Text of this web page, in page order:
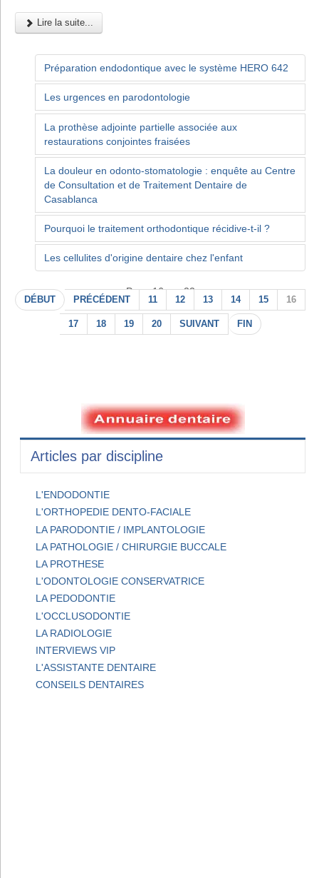
Lire la suite...
Préparation endodontique avec le système HERO 642
Les urgences en parodontologie
La prothèse adjointe partielle associée aux
restaurations conjointes fraisées
La douleur en odonto-stomatologie : enquête au Centre
de Consultation et de Traitement Dentaire de
Casablanca
Pourquoi le traitement orthodontique récidive-t-il ?
Les cellulites d'origine dentaire chez l'enfant
Page 16 sur 22
DÉBUT PRÉCÉDENT 11 12 13 14 15 16
17 18 19 20 SUIVANT FIN
Articles par discipline
L'ENDODONTIE
L'ORTHOPEDIE DENTO-FACIALE
LA PARODONTIE / IMPLANTOLOGIE
LA PATHOLOGIE / CHIRURGIE BUCCALE
LA PROTHESE
L'ODONTOLOGIE CONSERVATRICE
LA PEDODONTIE
L'OCCLUSODONTIE
LA RADIOLOGIE
INTERVIEWS VIP
L'ASSISTANTE DENTAIRE
CONSEILS DENTAIRES